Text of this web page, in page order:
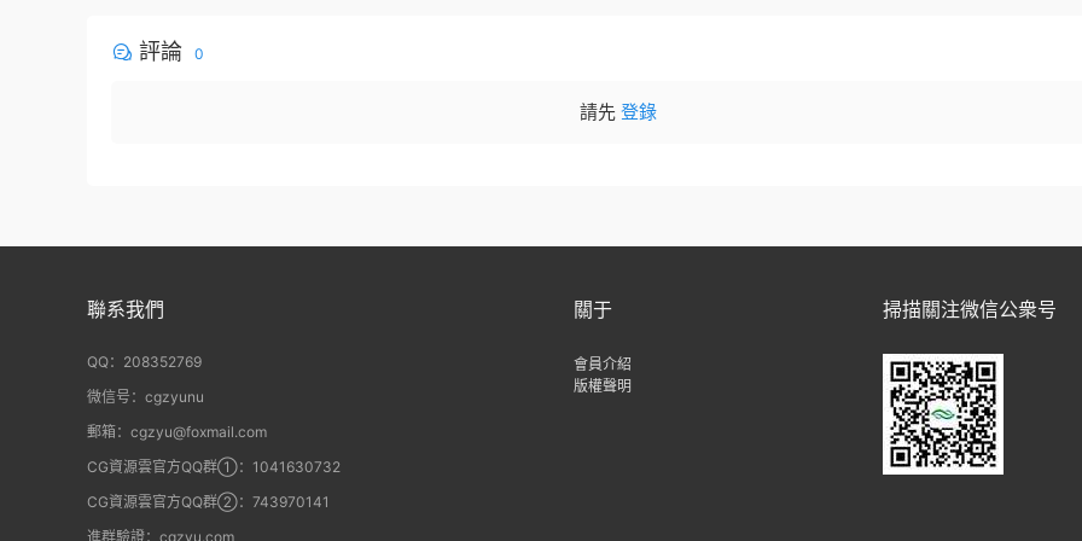
評論 0
請先 登錄
聯系我們
QQ：208352769
微信号：cgzyunu
郵箱：cgzyu@foxmail.com
CG資源雲官方QQ群①：1041630732
CG資源雲官方QQ群②：743970141
進群驗證：cgzyu.com
關于
會員介紹
版權聲明
掃描關注微信公衆号